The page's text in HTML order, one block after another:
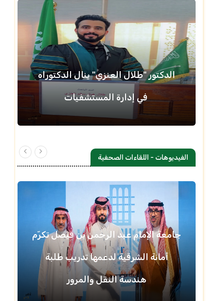
الدكتور "طلال العنزي" ينال الدكتوراه
في إدارة المستشفيات
الفيديوهات - اللقاءات الصحفية
جامعة الإمام عبد الرحمن بن فيصل تكرّم
أمانة الشرقية لدعمها تدريب طلبة
هندسة النقل والمرور